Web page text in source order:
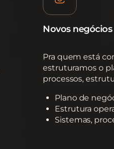
Novos negócios
Pra quem está
estruturamos o
processos,
Plano de
Estrutura
Sistemas,